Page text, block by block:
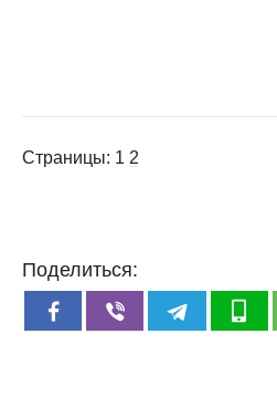
Страницы: 1 2
Поделиться: